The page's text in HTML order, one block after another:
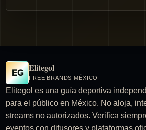
EG Elitegol
FREE BRANDS MÉXICO
Elitegol es una guía deportiva
para el público en México. No aloja,
streams no autorizados. Verifica
eventos con difusores y plataformas